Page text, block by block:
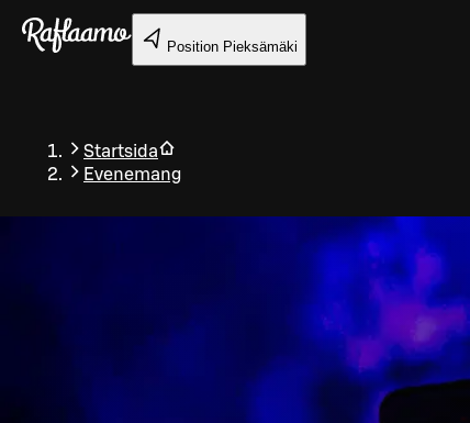
Gå till huvudinnehållet
Position Pieksämäki
Startsida
Evenemang